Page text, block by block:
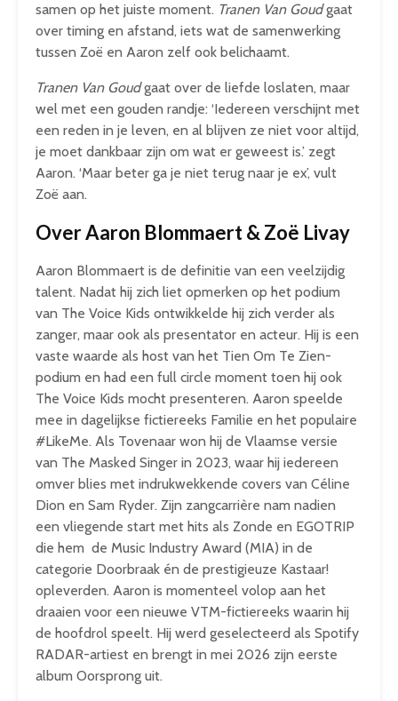
samen op het juiste moment. Tranen Van Goudgaat
over timing en afstand, iets wat de samenwerking
tussen Zoë en Aaron zelf ook belichaamt.
Tranen Van Goudgaat over de liefde loslaten, maar
wel met een gouden randje: ‘Iedereen verschijnt met
een reden in je leven, en al blijven ze niet voor altijd,
je moet dankbaar zijn om wat er geweest is.’ zegt
Aaron. ‘Maar beter ga je niet terug naar je ex’, vult
Zoë aan.
Over Aaron Blommaert & Zoë Livay
Aaron Blommaert is de definitie van een veelzijdig
talent. Nadat hij zich liet opmerken op het podium
van The Voice Kids ontwikkelde hij zich verder als
zanger, maar ook als presentator en acteur. Hij is een
vaste waarde als host van het Tien Om Te Zien-
podium en had een full circle moment toen hij ook
The Voice Kids mocht presenteren. Aaron speelde
mee in dagelijkse fictiereeks Familie en het populaire
#LikeMe. Als Tovenaar won hij de Vlaamse versie
van The Masked Singer in 2023, waar hij iedereen
omver blies met indrukwekkende covers van Céline
Dion en Sam Ryder. Zijn zangcarrière nam nadien
een vliegende start met hits als Zonde en EGOTRIP
die hem de Music Industry Award (MIA) in de
categorie Doorbraak én de prestigieuze Kastaar!
opleverden. Aaron is momenteel volop aan het
draaien voor een nieuwe VTM-fictiereeks waarin hij
de hoofdrol speelt. Hij werd geselecteerd als Spotify
RADAR-artiest en brengt in mei 2026 zijn eerste
album Oorsprong uit.